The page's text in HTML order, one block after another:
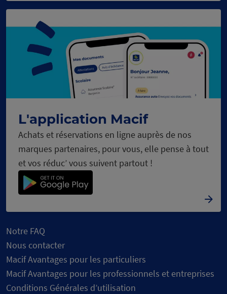
L'application Macif
Achats et réservations en ligne auprès de nos
marques partenaires, pour vous, elle pense à tout
et vos réduc’ vous suivent partout !
Notre FAQ
Nous contacter
Macif Avantages pour les particuliers
Macif Avantages pour les professionnels et entreprises
Conditions Générales d’utilisation